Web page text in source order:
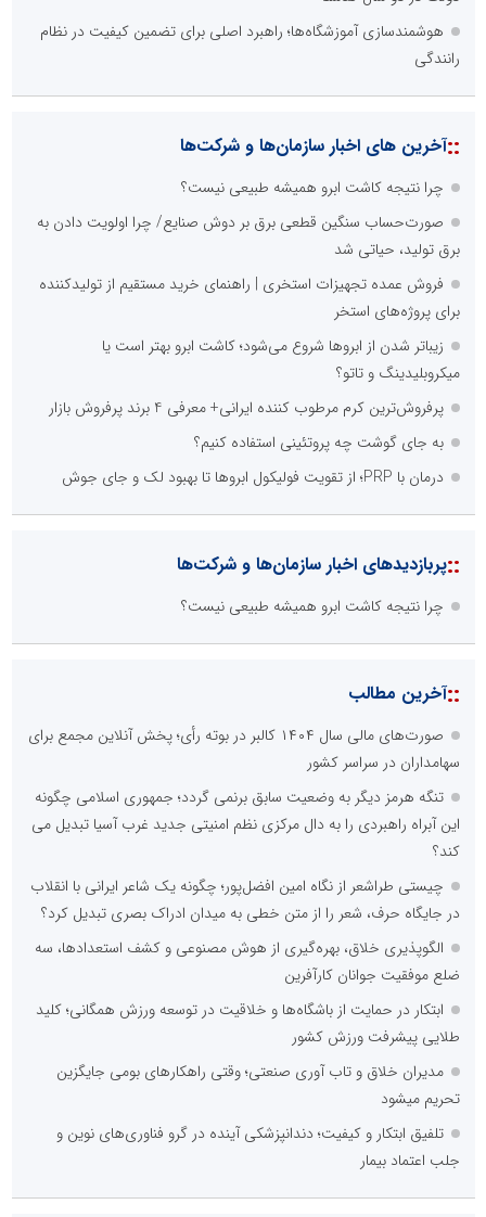
هوشمندسازی آموزشگاه‌ها؛ راهبرد اصلی برای تضمین کیفیت در نظام
رانندگی
::آخرین های اخبار سازمان‌ها و شرکت‌ها
چرا نتیجه کاشت ابرو همیشه طبیعی نیست؟
صورت‌حساب سنگین قطعی برق بر دوش صنایع/ چرا اولویت دادن به
برق تولید، حیاتی شد
فروش عمده تجهیزات استخری | راهنمای خرید مستقیم از تولیدکننده
برای پروژه‌های استخر
زیباتر شدن از ابروها شروع می‌شود؛ کاشت ابرو بهتر است یا
میکروبلیدینگ و تاتو؟
پرفروش‌ترین کرم مرطوب کننده ایرانی+ معرفی 4 برند پرفروش بازار
به جای گوشت چه پروتئینی استفاده کنیم؟
درمان با PRP؛ از تقویت فولیکول ابروها تا بهبود لک و جای جوش
::پربازدیدهای اخبار سازمان‌ها و شرکت‌ها
چرا نتیجه کاشت ابرو همیشه طبیعی نیست؟
::آخرین مطالب
صورت‌های مالی سال ۱۴۰۴ کالبر در بوته رأی؛ پخش آنلاین مجمع برای
سهامداران در سراسر کشور
تنگه هرمز دیگر به وضعیت سابق برنمی گردد؛ جمهوری اسلامی چگونه
این آبراه راهبردی را به دال مرکزی نظم امنیتی جدید غرب آسیا تبدیل می
کند؟
چیستی طراشعر از نگاه امین افضل‌پور؛ چگونه یک شاعر ایرانی با انقلاب
در جایگاه حرف، شعر را از متن خطی به میدان ادراک بصری تبدیل کرد؟
الگوپذیری خلاق، بهره‌گیری از هوش مصنوعی و کشف استعدادها، سه
ضلع موفقیت جوانان کارآفرین
ابتکار در حمایت از باشگاه‌ها و خلاقیت در توسعه ورزش همگانی؛ کلید
طلایی پیشرفت ورزش کشور
مدیران خلاق و تاب آوری صنعتی؛ وقتی راهکارهای بومی جایگزین
تحریم میشود
تلفیق ابتکار و کیفیت؛ دندانپزشکی آینده در گرو فناوری‌های نوین و
جلب اعتماد بیمار